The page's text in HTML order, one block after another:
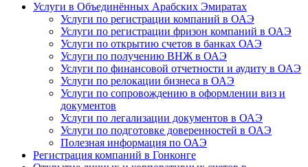
Услуги в Объединённых Арабских Эмиратах
Услуги по регистрации компаний в ОАЭ
Услуги по регистрации фризон компаний в ОАЭ
Услуги по открытию счетов в банках ОАЭ
Услуги по получению ВНЖ в ОАЭ
Услуги по финансовой отчетности и аудиту в ОАЭ
Услуги по релокации бизнеса в ОАЭ
Услуги по сопровождению в оформлении виз и
документов
Услуги по легализации документов в ОАЭ
Услуги по подготовке доверенностей в ОАЭ
Полезная информация по ОАЭ
Регистрация компаний в Гонконге